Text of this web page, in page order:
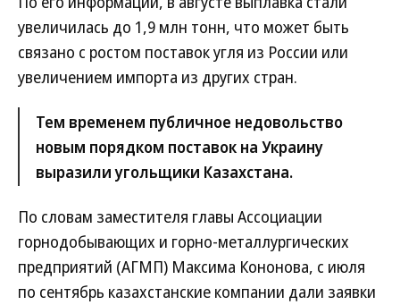
увеличилась до 1,9 млн тонн, что может быть
связано с ростом поставок угля из России или
увеличением импорта из других стран.
Тем временем публичное недовольство
новым порядком поставок на Украину
выразили угольщики Казахстана.
По словам заместителя главы Ассоциации
горнодобывающих и горно-металлургических
предприятий (АГМП) Максима Кононова, с июля
по сентябрь казахстанские компании дали заявки